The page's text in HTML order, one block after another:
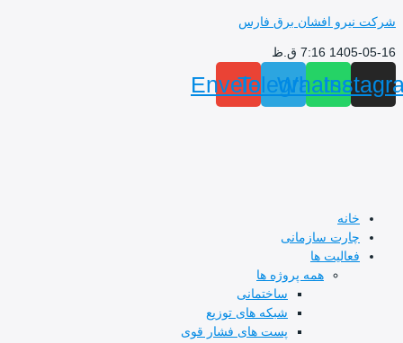
پرش
محتوا
شرکت نیرو افشان برق فارس
1405-05-16 7:16 ق.ظ
Whatsapp
Telegram
Envelope
خانه
چارت سازمانی
فعالیت ها
همه پروژه ها
ساختمانی
شبکه های توزیع
پست های فشار قوی